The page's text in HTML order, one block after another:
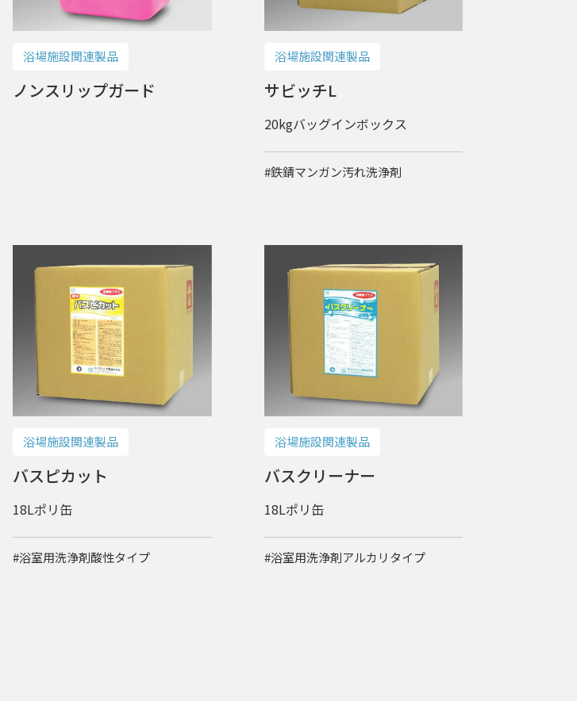
浴場施設関連製品
ノンスリップガード
浴場施設関連製品
サビッチL
20kgバッグインボックス
#鉄錆マンガン汚れ洗浄剤
浴場施設関連製品
バスピカット
18Lポリ缶
#浴室用洗浄剤酸性タイプ
浴場施設関連製品
バスクリーナー
18Lポリ缶
#浴室用洗浄剤アルカリタイプ